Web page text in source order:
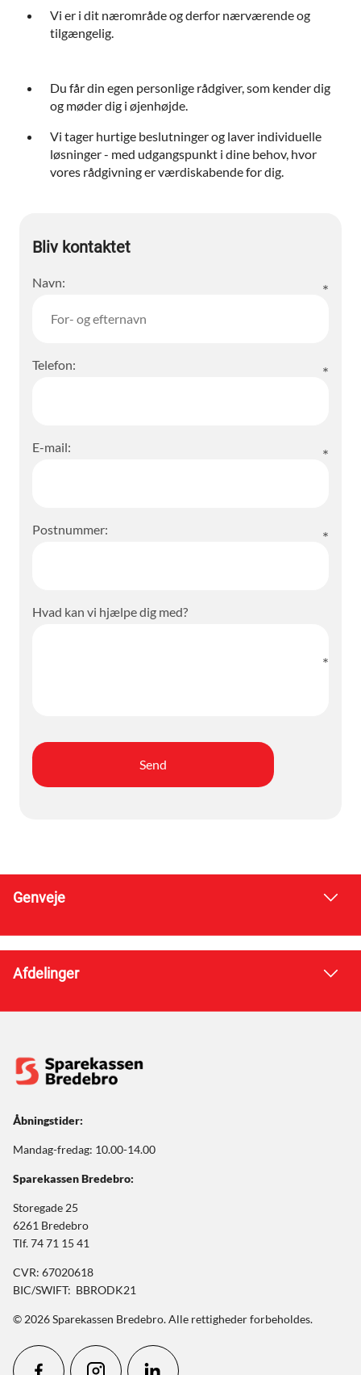
Vi er i dit nærområde og derfor nærværende og
tilgængelig.
Du får din egen personlige rådgiver, som kender dig
og møder dig i øjenhøjde.
Vi tager hurtige beslutninger og laver individuelle
løsninger - med udgangspunkt i dine behov, hvor
vores rådgivning er værdiskabende for dig.
Bliv kontaktet
Navn:
Telefon:
E-mail:
Postnummer:
Hvad kan vi hjælpe dig med?
Genveje
Afdelinger
Åbningstider:
Mandag-fredag: 10.00-14.00
Sparekassen Bredebro:
Storegade 25
6261 Bredebro
Tlf. 74 71 15 41
CVR: 67020618
BIC/SWIFT: BBRODK21
© 2026 Sparekassen Bredebro. Alle rettigheder forbeholdes.